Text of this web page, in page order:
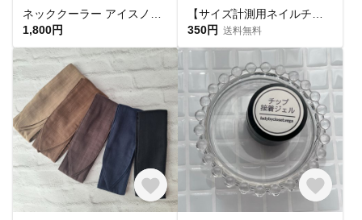
1,800円
350円 送料無料